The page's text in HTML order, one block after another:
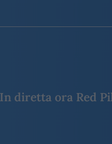
diretta ora Red